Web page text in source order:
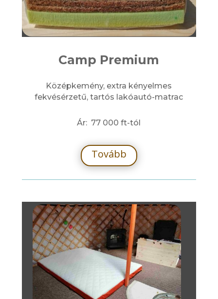
Camp Premium
Középkemény, extra kényelmes
fekvésérzetű, tartós lakóautó-matrac
Ár: 77 000 ft-tól
Tovább